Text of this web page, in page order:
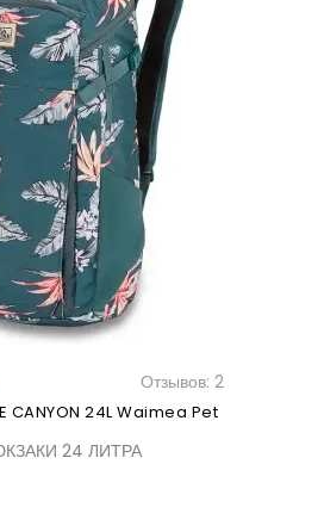
Отзывов: 2
CANYON 24L Waimea Pet
24 ЛИТРА